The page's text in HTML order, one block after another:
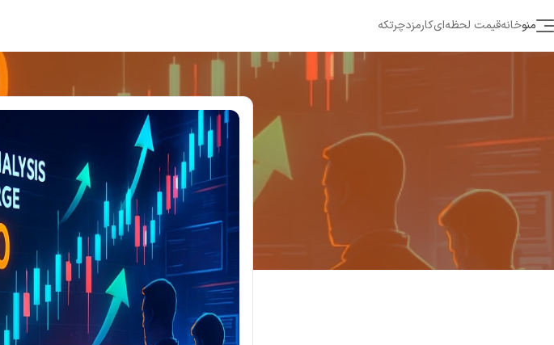
چرتکهکارمزدقیمت لحظه‌ایخانهمنو